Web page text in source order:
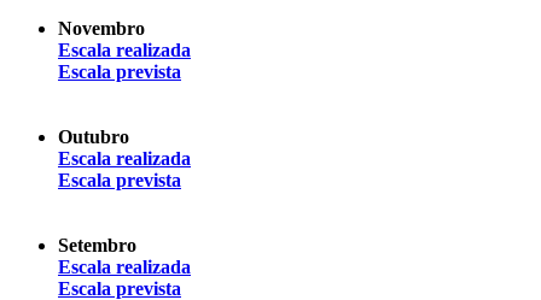
Novembro
Escala realizada
Escala prevista
Outubro
Escala realizada
Escala prevista
Setembro
Escala realizada
Escala prevista